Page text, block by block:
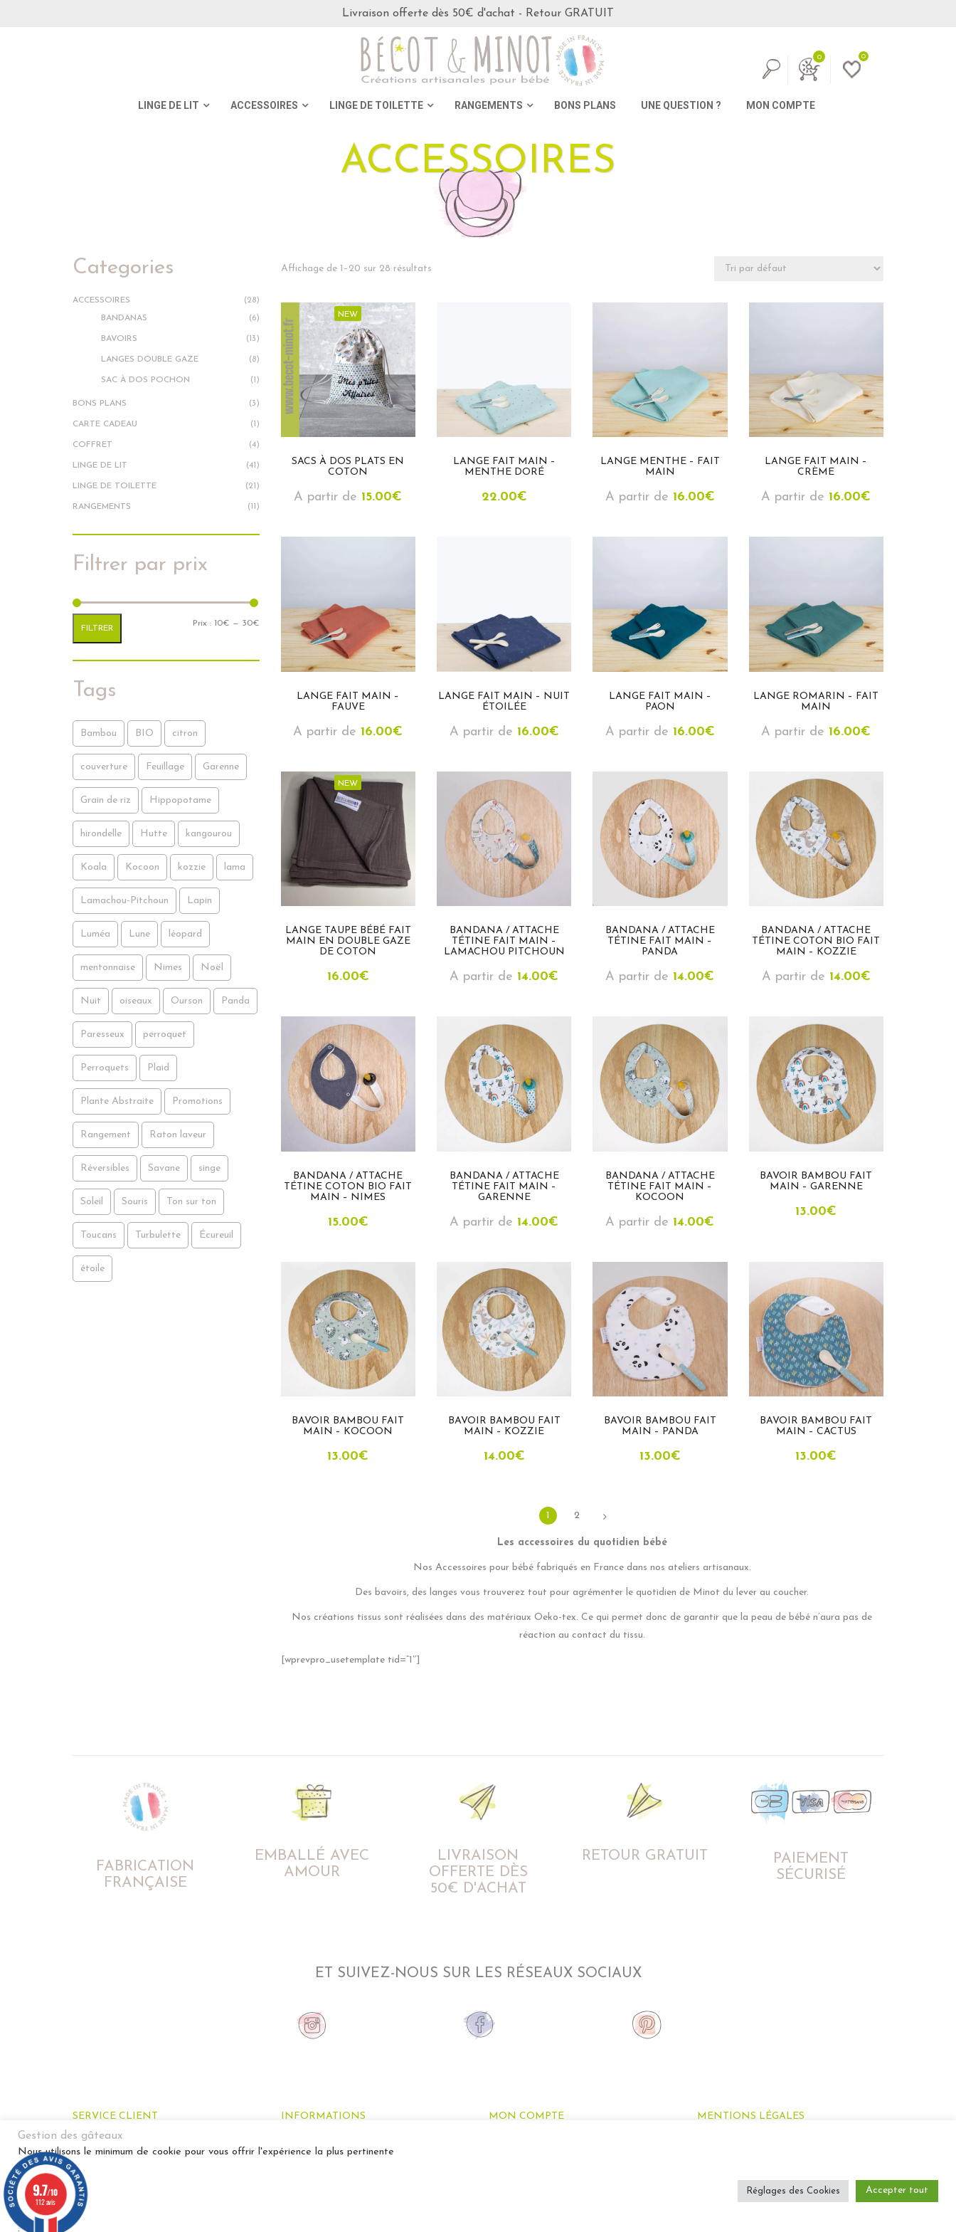
Livraison offerte dès 50€ d'achat - Retour GRATUIT
LINGE DE LIT ACCESSOIRES LINGE DE TOILETTE RANGEMENTS BONS PLANS UNE QUESTION ? MON COMPTE
0 0
ACCESSOIRES
Affichage de 1–20 sur 28 résultats
NEW
SACS À DOS PLATS EN
COTON
A partir de 15.00€
LANGE FAIT MAIN –
MENTHE DORÉ
22.00€
LANGE MENTHE – FAIT
MAIN
A partir de 16.00€
LANGE FAIT MAIN –
CRÈME
A partir de 16.00€
LANGE FAIT MAIN –
FAUVE
A partir de 16.00€
LANGE FAIT MAIN – NUIT
ÉTOILÉE
A partir de 16.00€
LANGE FAIT MAIN –
PAON
A partir de 16.00€
LANGE ROMARIN – FAIT
MAIN
A partir de 16.00€
NEW
LANGE TAUPE BÉBÉ FAIT
MAIN EN DOUBLE GAZE
DE COTON
16.00€
BANDANA / ATTACHE
TÉTINE FAIT MAIN –
LAMACHOU PITCHOUN
A partir de 14.00€
BANDANA / ATTACHE
TÉTINE FAIT MAIN –
PANDA
A partir de 14.00€
BANDANA / ATTACHE
TÉTINE COTON BIO FAIT
MAIN – KOZZIE
A partir de 14.00€
BANDANA / ATTACHE
TÉTINE COTON BIO FAIT
MAIN – NIMES
15.00€
BANDANA / ATTACHE
TÉTINE FAIT MAIN –
GARENNE
A partir de 14.00€
BANDANA / ATTACHE
TÉTINE FAIT MAIN –
KOCOON
A partir de 14.00€
BAVOIR BAMBOU FAIT
MAIN – GARENNE
13.00€
BAVOIR BAMBOU FAIT
MAIN – KOCOON
13.00€
BAVOIR BAMBOU FAIT
MAIN – KOZZIE
14.00€
BAVOIR BAMBOU FAIT
MAIN – PANDA
13.00€
BAVOIR BAMBOU FAIT
MAIN – CACTUS
13.00€
1 2
Les accessoires du quotidien bébé
Nos Accessoires pour bébé fabriqués en France dans nos ateliers artisanaux.
Des bavoirs, des langes vous trouverez tout pour agrémenter le quotidien de Minot du lever au coucher.
Nos créations tissus sont réalisées dans des matériaux Oeko-tex. Ce qui permet donc de garantir que la peau de bébé n’aura pas de
réaction au contact du tissu.
[wprevpro_usetemplate tid=”1″]
Categories
ACCESSOIRES (28)
BANDANAS (6)
BAVOIRS (13)
LANGES DOUBLE GAZE (8)
SAC À DOS POCHON (1)
BONS PLANS (3)
CARTE CADEAU (1)
COFFRET (4)
LINGE DE LIT (41)
LINGE DE TOILETTE (21)
RANGEMENTS (11)
Filtrer par prix
Prix min
Prix max
FILTRER
Prix : 10€ — 30€
Tags
Bambou BIO citron
couverture Feuillage Garenne
Grain de riz Hippopotame
hirondelle Hutte kangourou
Koala Kocoon kozzie lama
Lamachou-Pitchoun Lapin
Luméa Lune léopard
mentonnaise Nimes Noël
Nuit oiseaux Ourson Panda
Paresseux perroquet
Perroquets Plaid
Plante Abstraite Promotions
Rangement Raton laveur
Réversibles Savane singe
Soleil Souris Ton sur ton
Toucans Turbulette Écureuil
étoile
FABRICATION
FRANÇAISE
EMBALLÉ AVEC
AMOUR
LIVRAISON
OFFERTE DÈS
50€ D'ACHAT
RETOUR GRATUIT
PAIEMENT
SÉCURISÉ
ET SUIVEZ-NOUS SUR LES RÉSEAUX SOCIAUX
SERVICE CLIENT
Nous laisser un petit message
Retour
Avis client(e)s
INFORMATIONS
Toutes nos créations
MON COMPTE MENTIONS LÉGALES
Livraison et retour
Gestion des gâteaux
Nous utilisons le minimum de cookie pour vous offrir l'expérience la plus pertinente
.
Réglages des Cookies Accepter tout
9.7/10
112 avis